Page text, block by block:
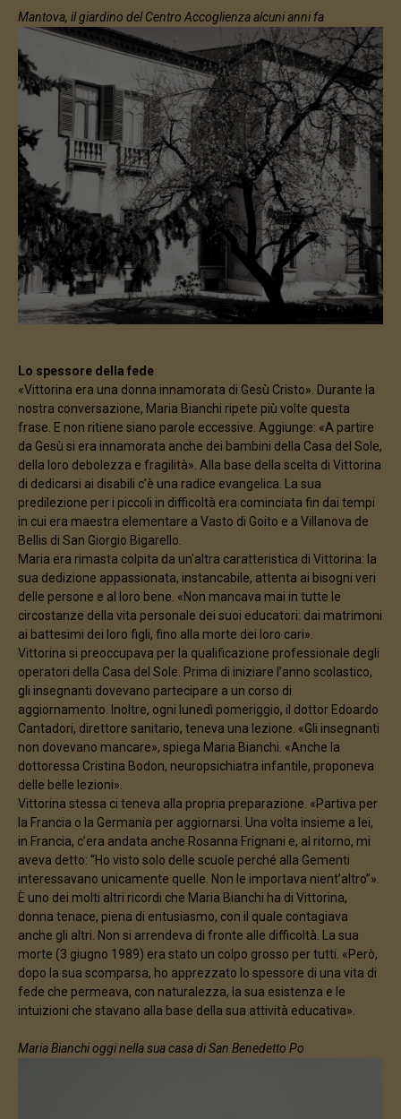
Mantova, il giardino del Centro Accoglienza alcuni anni fa
Lo spessore della fede
«Vittorina era una donna innamorata di Gesù Cristo». Durante la
nostra conversazione, Maria Bianchi ripete più volte questa
frase. E non ritiene siano parole eccessive. Aggiunge: «A partire
da Gesù si era innamorata anche dei bambini della Casa del Sole,
della loro debolezza e fragilità». Alla base della scelta di Vittorina
di dedicarsi ai disabili c’è una radice evangelica. La sua
predilezione per i piccoli in difficoltà era cominciata fin dai tempi
in cui era maestra elementare a Vasto di Goito e a Villanova de
Bellis di San Giorgio Bigarello.
Maria era rimasta colpita da un'altra caratteristica di Vittorina: la
sua dedizione appassionata, instancabile, attenta ai bisogni veri
delle persone e al loro bene. «Non mancava mai in tutte le
circostanze della vita personale dei suoi educatori: dai matrimoni
ai battesimi dei loro figli, fino alla morte dei loro cari».
Vittorina si preoccupava per la qualificazione professionale degli
operatori della Casa del Sole. Prima di iniziare l’anno scolastico,
gli insegnanti dovevano partecipare a un corso di
aggiornamento. Inoltre, ogni lunedì pomeriggio, il dottor Edoardo
Cantadori, direttore sanitario, teneva una lezione. «Gli insegnanti
non dovevano mancare», spiega Maria Bianchi. «Anche la
dottoressa Cristina Bodon, neuropsichiatra infantile, proponeva
delle belle lezioni».
Vittorina stessa ci teneva alla propria preparazione. «Partiva per
la Francia o la Germania per aggiornarsi. Una volta insieme a lei,
in Francia, c’era andata anche Rosanna Frignani e, al ritorno, mi
aveva detto: “Ho visto solo delle scuole perché alla Gementi
interessavano unicamente quelle. Non le importava nient’altro”».
È uno dei molti altri ricordi che Maria Bianchi ha di Vittorina,
donna tenace, piena di entusiasmo, con il quale contagiava
anche gli altri. Non si arrendeva di fronte alle difficoltà. La sua
morte (3 giugno 1989) era stato un colpo grosso per tutti. «Però,
dopo la sua scomparsa, ho apprezzato lo spessore di una vita di
fede che permeava, con naturalezza, la sua esistenza e le
intuizioni che stavano alla base della sua attività educativa».
Maria Bianchi oggi nella sua casa di San Benedetto Po